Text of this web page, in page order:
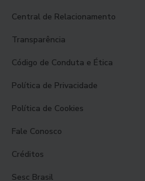
Central de Relacionamento
Transparência
Código de Conduta e Ética
Política de Privacidade
Política de Cookies
Fale Conosco
Créditos
Sesc Brasil